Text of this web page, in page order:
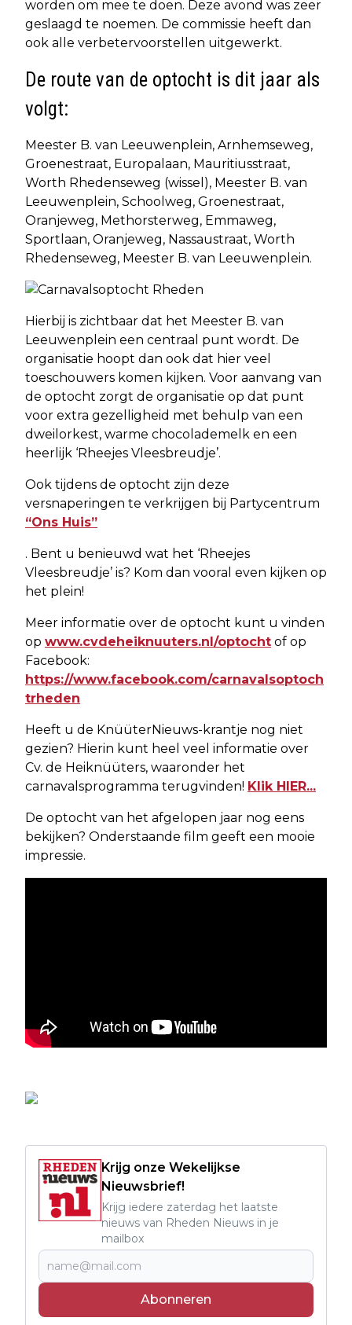
worden om mee te doen. Deze avond was zeer
geslaagd te noemen. De commissie heeft dan
ook alle verbetervoorstellen uitgewerkt.
De route van de optocht is dit jaar als
volgt:
Meester B. van Leeuwenplein, Arnhemseweg,
Groenestraat, Europalaan, Mauritiusstraat,
Worth Rhedenseweg (wissel), Meester B. van
Leeuwenplein, Schoolweg, Groenestraat,
Oranjeweg, Methorsterweg, Emmaweg,
Sportlaan, Oranjeweg, Nassaustraat, Worth
Rhedenseweg, Meester B. van Leeuwenplein.
Hierbij is zichtbaar dat het Meester B. van
Leeuwenplein een centraal punt wordt. De
organisatie hoopt dan ook dat hier veel
toeschouwers komen kijken. Voor aanvang van
de optocht zorgt de organisatie op dat punt
voor extra gezelligheid met behulp van een
dweilorkest, warme chocolademelk en een
heerlijk ‘Rheejes Vleesbreudje’.
Ook tijdens de optocht zijn deze
versnaperingen te verkrijgen bij Partycentrum
“Ons Huis”
. Bent u benieuwd wat het ‘Rheejes
Vleesbreudje’ is? Kom dan vooral even kijken op
het plein!
Meer informatie over de optocht kunt u vinden
op www.cvdeheiknuuters.nl/optocht of op
Facebook:
https://www.facebook.com/carnavalsoptoch
trheden
Heeft u de KnüüterNieuws-krantje nog niet
gezien? Hierin kunt heel veel informatie over
Cv. de Heiknüüters, waaronder het
carnavalsprogramma terugvinden! Klik HIER...
De optocht van het afgelopen jaar nog eens
bekijken? Onderstaande film geeft een mooie
impressie.
Krijg onze Wekelijkse
Nieuwsbrief!
Krijg iedere zaterdag het laatste
nieuws van Rheden Nieuws in je
mailbox
Abonneren